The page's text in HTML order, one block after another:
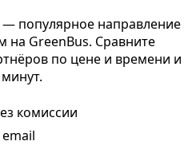
популярное направление
на GreenBus. Сравните
по цене и времени и
комиссии
email